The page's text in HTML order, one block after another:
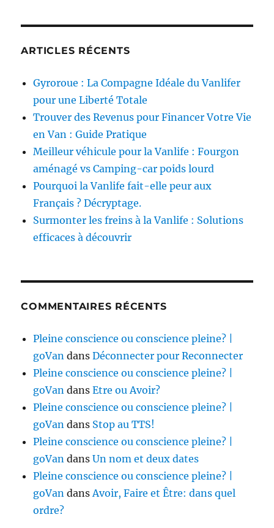
ARTICLES RÉCENTS
Gyroroue : La Compagne Idéale du Vanlifer
pour une Liberté Totale
Trouver des Revenus pour Financer Votre Vie
en Van : Guide Pratique
Meilleur véhicule pour la Vanlife : Fourgon
aménagé vs Camping-car poids lourd
Pourquoi la Vanlife fait-elle peur aux
Français ? Décryptage.
Surmonter les freins à la Vanlife : Solutions
efficaces à découvrir
COMMENTAIRES RÉCENTS
Pleine conscience ou conscience pleine? |
goVan dansDéconnecter pour Reconnecter
Pleine conscience ou conscience pleine? |
goVan dansEtre ou Avoir?
Pleine conscience ou conscience pleine? |
goVan dans Stop au TTS!
Pleine conscience ou conscience pleine? |
goVan dansUn nom et deux dates
Pleine conscience ou conscience pleine? |
goVan dansAvoir, Faire et Être: dans quel
ordre?